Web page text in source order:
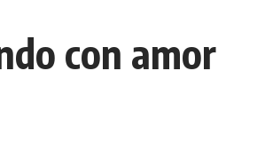
con amor